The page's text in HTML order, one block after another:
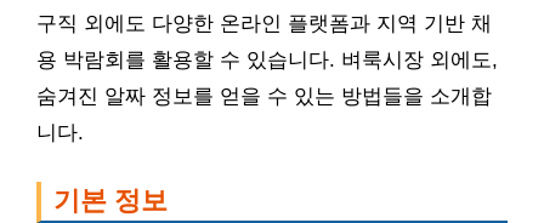
구직 외에도 다양한 온라인 플랫폼과 지역 기반 채
용 박람회를 활용할 수 있습니다. 벼룩시장 외에도,
숨겨진 알짜 정보를 얻을 수 있는 방법들을 소개합
니다.
기본 정보